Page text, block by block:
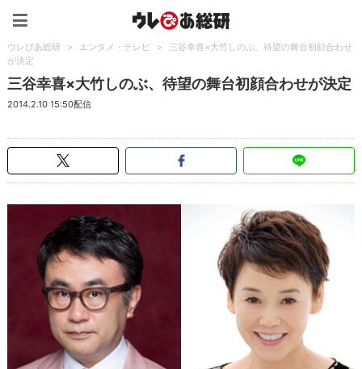
ウレぴあ総研 > エンタメ・テレビ >
三谷幸喜×大竹しのぶ、待望の舞台初顔合わせ
が決定
三谷幸喜×大竹しのぶ、待望の舞台初顔合わせが決定
2014.2.10 15:50配信